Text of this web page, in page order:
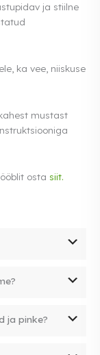
ja stiilne
ka vee, niiskuse
mustast
osta siit.
ja pinke?